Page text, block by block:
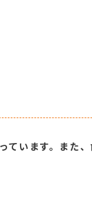
います。また